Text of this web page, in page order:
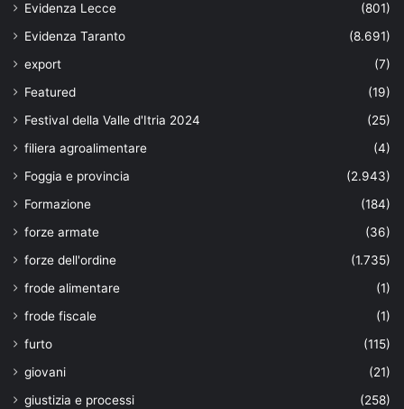
Evidenza Lecce
(801)
Evidenza Taranto
(8.691)
export
(7)
Featured
(19)
Festival della Valle d'Itria 2024
(25)
filiera agroalimentare
(4)
Foggia e provincia
(2.943)
Formazione
(184)
forze armate
(36)
forze dell'ordine
(1.735)
frode alimentare
(1)
frode fiscale
(1)
furto
(115)
giovani
(21)
giustizia e processi
(258)